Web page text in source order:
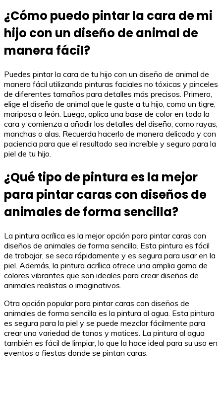
¿Cómo puedo pintar la cara de mi
hijo con un diseño de animal de
manera fácil?
Puedes pintar la cara de tu hijo con un diseño de animal de
manera fácil utilizando pinturas faciales no tóxicas y pinceles
de diferentes tamaños para detalles más precisos. Primero,
elige el diseño de animal que le guste a tu hijo, como un tigre,
mariposa o león. Luego, aplica una base de color en toda la
cara y comienza a añadir los detalles del diseño, como rayas,
manchas o alas. Recuerda hacerlo de manera delicada y con
paciencia para que el resultado sea increíble y seguro para la
piel de tu hijo.
¿Qué tipo de pintura es la mejor
para pintar caras con diseños de
animales de forma sencilla?
La pintura acrílica es la mejor opción para pintar caras con
diseños de animales de forma sencilla. Esta pintura es fácil
de trabajar, se seca rápidamente y es segura para usar en la
piel. Además, la pintura acrílica ofrece una amplia gama de
colores vibrantes que son ideales para crear diseños de
animales realistas o imaginativos.
Otra opción popular para pintar caras con diseños de
animales de forma sencilla es la pintura al agua. Esta pintura
es segura para la piel y se puede mezclar fácilmente para
crear una variedad de tonos y matices. La pintura al agua
también es fácil de limpiar, lo que la hace ideal para su uso en
eventos o fiestas donde se pintan caras.